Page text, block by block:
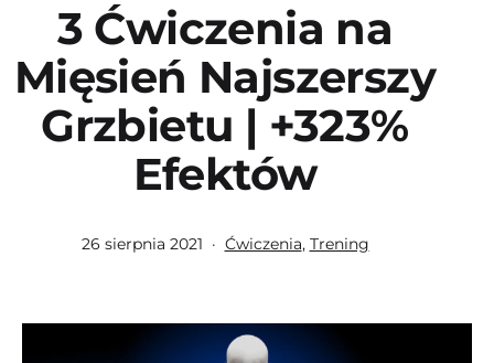
3 Ćwiczenia na
Mięsień Najszerszy
Grzbietu | +323%
Efektów
Opublikowano
26 sierpnia 2021
Umieszczono
Ćwiczenia, Trening